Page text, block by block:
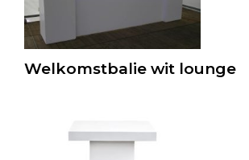
Welkomstbalie wit lounge